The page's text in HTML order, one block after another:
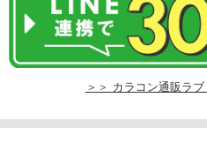
＞＞ カラコン通販ラ